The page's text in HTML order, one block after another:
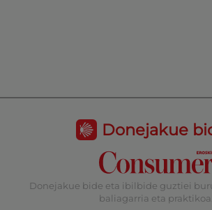
Donejakue
Donejakue bide eta ibilbide guztiei
baliagarria eta praktikoa.